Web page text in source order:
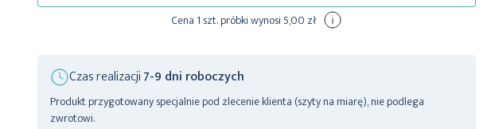
Cena 1 szt. próbki wynosi 5,00 zł
Czas realizacji7-9 dni roboczych
Produkt przygotowany specjalnie pod zlecenie klienta (szyty na miarę), nie podlega
zwrotowi.